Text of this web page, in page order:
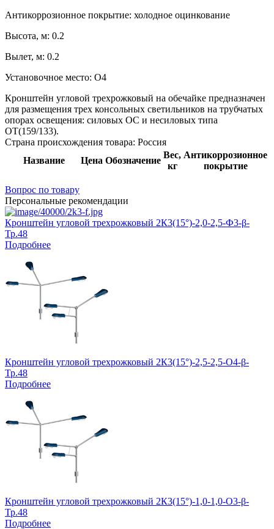
Антикоррозионное покрытие: холодное оцинкование
Высота, м: 0.2
Вылет, м: 0.2
Установочное место: О4
Кронштейн угловой трехрожковый на обечайке предназначен
для размещения трех консольных светильников на трубчатых
опорах освещения: силовых ОС и несиловых типа
ОТ(159/133).
Страна происхождения товара: Россия
Название
Цена Обозначение
Вес,
кг
Антикоррозионное
покрытие
Вопрос по товару
Персональные рекомендации
Кронштейн угловой трехрожковый 2К3(15°)-2,0-2,5-Ф3-β-
Тр.48
Подробнее
Кронштейн угловой трехрожковый 2К3(15°)-2,5-2,5-О4-β-
Тр.48
Подробнее
Кронштейн угловой трехрожковый 2К3(15°)-1,0-1,0-О3-β-
Тр.48
Подробнее